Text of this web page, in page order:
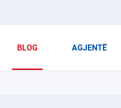
BLOG AGJENTË